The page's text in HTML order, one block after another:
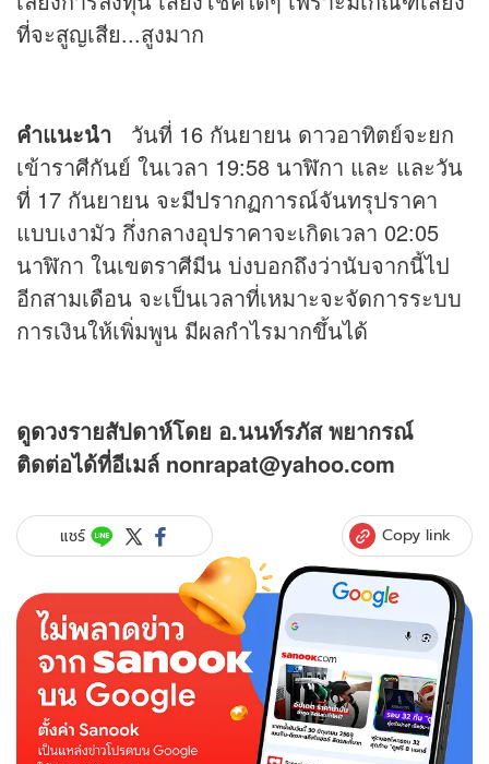
ที่จะสูญเสีย...สูงมาก
คำแนะนำ วันที่ 16 กันยายน ดาวอาทิตย์จะยก
เข้าราศีกันย์ ในเวลา 19:58 นาฬิกา และ และวัน
ที่ 17 กันยายน จะมีปรากฏการณ์จันทรุปราคา
แบบเงามัว กึ่งกลางอุปราคาจะเกิดเวลา 02:05
นาฬิกา ในเขตราศีมีน บ่งบอกถึงว่านับจากนี้ไป
อีกสามเดือน จะเป็นเวลาที่เหมาะจะจัดการระบบ
การเงินให้เพิ่มพูน มีผลกำไรมากขึ้นได้
ดูดวงรายสัปดาห์โดย อ.นนท์รภัส พยากรณ์
ติดต่อได้ที่อีเมล์ nonrapat@yahoo.com
แชร์ Copy link